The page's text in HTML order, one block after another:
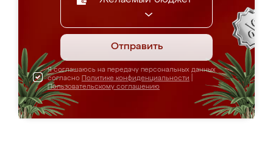
Отправить
Я соглашаюсь на передачу персональных данных
согласно Политике конфиденциальности
Пользовательскому соглашению